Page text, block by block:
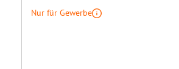
Nur für Gewerbe